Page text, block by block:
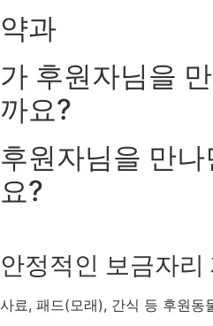
약과
가 후원자님을
까요?
후원자님을 만나
요?
안정적인 보금자리
사료, 패드(모래), 간식 등 후원동